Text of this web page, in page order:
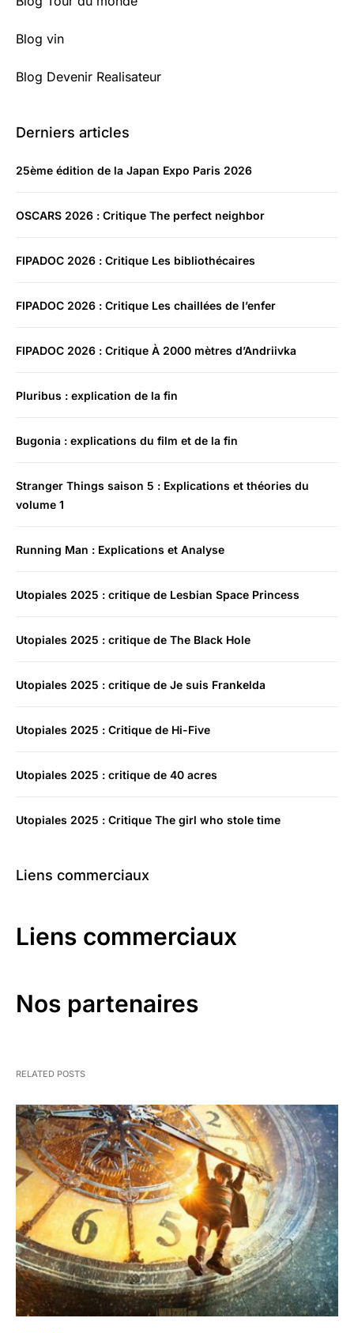
Blog vin
Blog Devenir Realisateur
Derniers articles
25ème édition de la Japan Expo Paris 2026
OSCARS 2026 : Critique The perfect neighbor
FIPADOC 2026 : Critique Les bibliothécaires
FIPADOC 2026 : Critique Les chaillées de l’enfer
FIPADOC 2026 : Critique À 2000 mètres d’Andriivka
Pluribus : explication de la fin
Bugonia : explications du film et de la fin
Stranger Things saison 5 : Explications et théories du
volume 1
Running Man : Explications et Analyse
Utopiales 2025 : critique de Lesbian Space Princess
Utopiales 2025 : critique de The Black Hole
Utopiales 2025 : critique de Je suis Frankelda
Utopiales 2025 : Critique de Hi-Five
Utopiales 2025 : critique de 40 acres
Utopiales 2025 : Critique The girl who stole time
Liens commerciaux
Liens commerciaux
Nos partenaires
RELATED POSTS